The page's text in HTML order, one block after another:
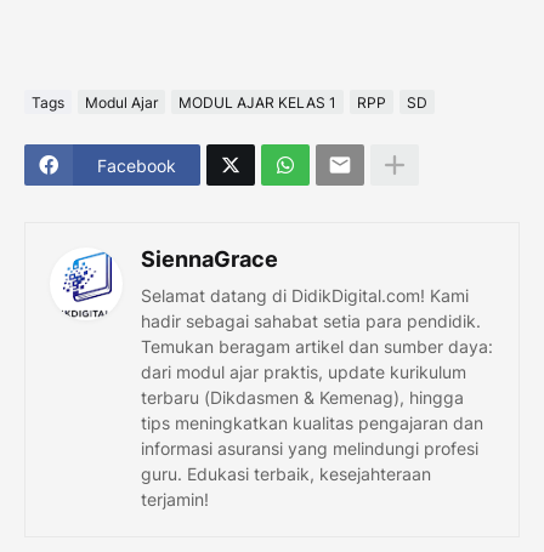
Tags Modul Ajar MODUL AJAR KELAS 1 RPP SD
Facebook
SiennaGrace
Selamat datang di DidikDigital.com! Kami
hadir sebagai sahabat setia para pendidik.
Temukan beragam artikel dan sumber daya:
dari modul ajar praktis, update kurikulum
terbaru (Dikdasmen & Kemenag), hingga
tips meningkatkan kualitas pengajaran dan
informasi asuransi yang melindungi profesi
guru. Edukasi terbaik, kesejahteraan
terjamin!